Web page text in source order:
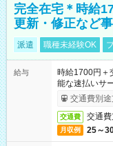
完全在宅＊時給
更新・修正など
派遣 職種未経験OK
給与
時給1700円
能な速払いサ
交通費別途
交通費 交通費
月収例 25～